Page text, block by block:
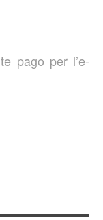
pago per l’e-